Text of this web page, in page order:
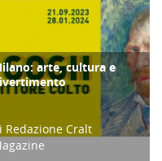
arte, cultura e
Redazione Cralt